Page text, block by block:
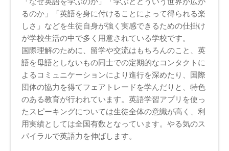
るのか」「英語を身に付けることによって得られる楽
しさ」などを生徒自身が強く実感できるための仕掛け
が学校生活の中で多く用意されている学校です。
国際理解のために、留学や交流はもちろんのこと、英
語を母語としないもの同士での定期的なコンタクトに
よるコミュニケーションにより進行を深めたり、国際
団体の協力を得てフェアトレードを学んだりと、特色
のある教育が行われています。英語学習アプリを使っ
たスピーキングについては生徒全体の意識が高く、利
用実績としては全国有数となっています。やる気のス
パイラルで英語力を伸ばします。